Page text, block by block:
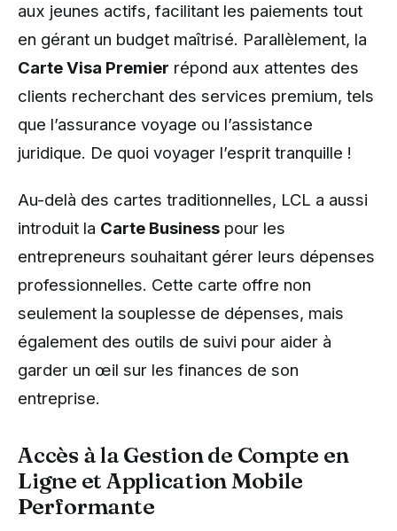
aux jeunes actifs, facilitant les paiements tout
en gérant un budget maîtrisé. Parallèlement, la
Carte Visa Premier répond aux attentes des
clients recherchant des services premium, tels
que l’assurance voyage ou l’assistance
juridique. De quoi voyager l’esprit tranquille !
Au-delà des cartes traditionnelles, LCL a aussi
introduit la Carte Business pour les
entrepreneurs souhaitant gérer leurs dépenses
professionnelles. Cette carte offre non
seulement la souplesse de dépenses, mais
également des outils de suivi pour aider à
garder un œil sur les finances de son
entreprise.
Accès à la Gestion de Compte en
Ligne et Application Mobile
Performante